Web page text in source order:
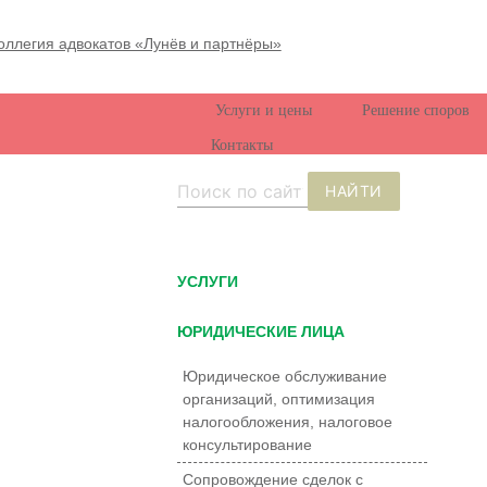
Услуги и цены Решение споров
Контакты
НАЙТИ
УCЛУГИ
ЮРИДИЧЕСКИЕ ЛИЦА
Юридическое обслуживание
организаций, оптимизация
налогообложения, налоговое
консультирование
Сопровождение сделок с